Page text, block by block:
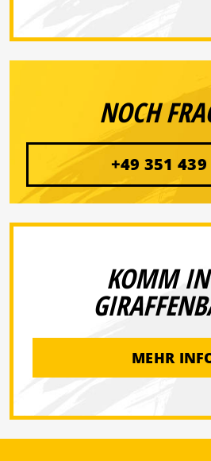
NOCH
+49 351 439
KOMM
MEHR